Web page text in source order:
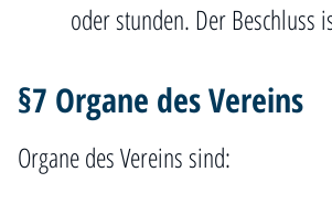
oder stunden. Der Beschluss
§7 Organe des Vereins
Organe des Vereins sind: